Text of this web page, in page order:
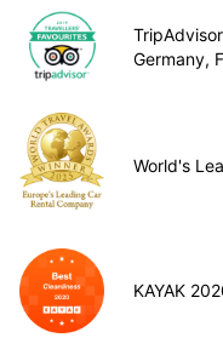
Germany,
World's
KAYAK